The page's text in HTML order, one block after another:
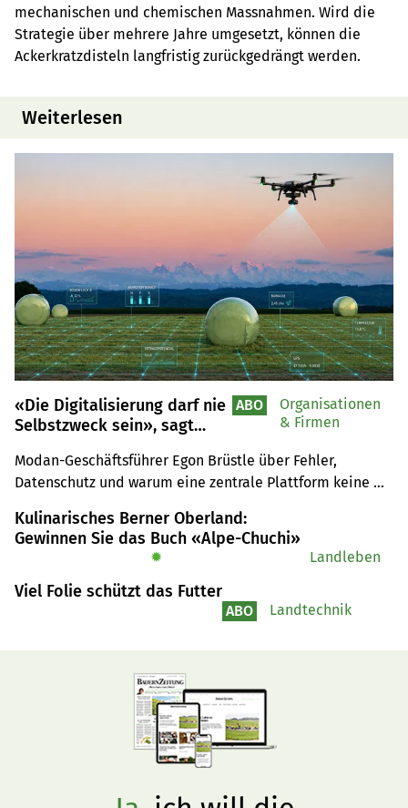
mechanischen und chemischen Massnahmen. Wird die
Strategie über mehrere Jahre umgesetzt, können die
Ackerkratzdisteln langfristig zurückgedrängt werden.
Weiterlesen
«Die Digitalisierung darf nie
Selbstzweck sein», sagt
Brüstle
Modan-Geschäftsführer Egon Brüstle über Fehler,
Datenschutz und warum eine zentrale Plattform keine
ABO
Organisationen
& Firmen
Kulinarisches Berner Oberland:
Gewinnen Sie das Buch «Alpe-Chuchi»
✹ Landleben
Viel Folie schützt das Futter
ABO Landtechnik